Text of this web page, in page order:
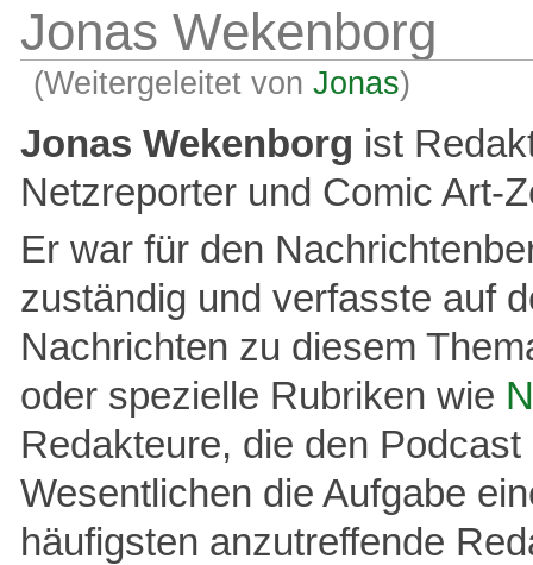
Jonas Wekenborg
(Weitergeleitet vonJonas)
Jonas Wekenborg ist
Netzreporter und Comic Art-
Er war für den
zuständig und verfasste auf
Nachrichten zu diesem
oder spezielle Rubriken wie
Redakteure, die den Podcast
Wesentlichen die Aufgabe
häufigsten anzutreffende